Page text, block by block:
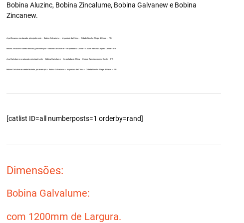
Bobina Aluzinc, Bobina Zincalume, Bobina Galvanew e Bobina
Zincanew.
Aço Zincanew no atacado, principalmente – Bobina Galvalume – Importada da China – Cidade Rancho Alegre d Oeste – PR.
Bobina Zincalume carreta fechada, por exemplo – Bobina Galvalume – Importada da China – Cidade Rancho Alegre d Oeste – PR.
Aço Galvalume no atacado, principalmente – Bobina Galvalume – Importada da China – Cidade Rancho Alegre d Oeste – PR.
Bobina Galvalume carreta fechada, por exemplo – Bobina Galvalume – Importada da China – Cidade Rancho Alegre d Oeste – PR.
[catlist ID=all numberposts=1 orderby=rand]
Dimensões:
Bobina Galvalume:
com 1200mm de Largura.